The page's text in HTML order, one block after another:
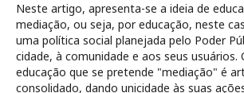
Neste artigo, apresenta-se a ideia de
mediação, ou seja, por educação, neste
uma política social planejada pelo Poder
cidade, à comunidade e aos seus usuários.
educação que se pretende "mediação" é
consolidado, dando unicidade às suas